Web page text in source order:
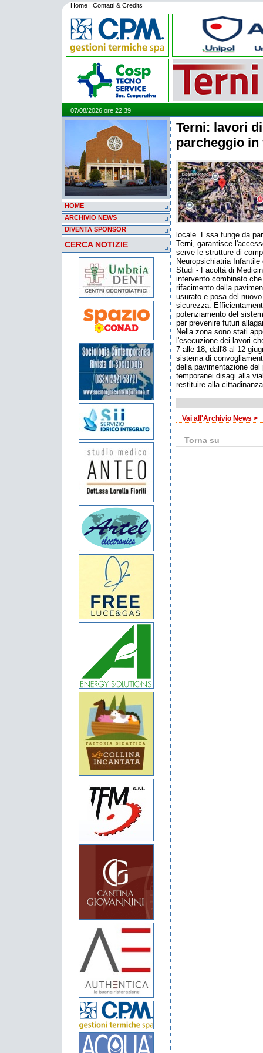
Home | Contatti & Credits
07/08/2026 ore 22:39
HOME
ARCHIVIO NEWS
DIVENTA SPONSOR
CERCA NOTIZIE
Terni: lavori
parcheggio in
locale. Essa funge da
Terni, garantisce
serve le strutture di
Neuropsichiatria
Studi - Facoltà di
intervento combinato
rifacimento della
usurato e posa del
sicurezza.
potenziamento del
per prevenire futuri
Nella zona sono stati
l'esecuzione dei lavori
7 alle 18, dall'8 al 12
sistema di
della pavimentazione
temporanei disagi alla
restituire alla
Vai all'Archivio News >
Torna su